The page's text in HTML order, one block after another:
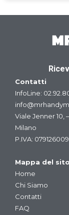
Contatti
InfoLine:
Viale Jenner 10,
Milano
P.IVA:
Mappa del sito
Home
Chi Siamo
Contatti
FAQ